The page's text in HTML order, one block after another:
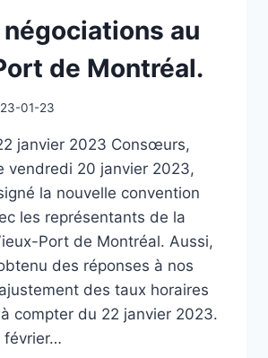
au
de Montréal.
01-23
janvier 2023 Consœurs,
vendredi 20 janvier 2023,
la nouvelle convention
les représentants de la
Port de Montréal. Aussi,
des réponses à nos
des taux horaires
compter du 22 janvier 2023.
février…